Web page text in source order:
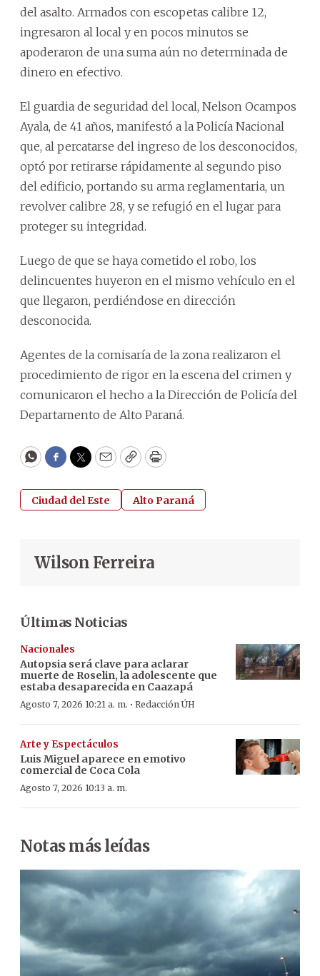
del asalto. Armados con escopetas calibre 12,
ingresaron al local y en pocos minutos se
apoderaron de una suma aún no determinada de
dinero en efectivo.
El guardia de seguridad del local, Nelson Ocampos
Ayala, de 41 años, manifestó a la Policía Nacional
que, al percatarse del ingreso de los desconocidos,
optó por retirarse rápidamente al segundo piso
del edificio, portando su arma reglamentaria, un
revolver calibre 28, y se refugió en el lugar para
proteger su integridad.
Luego de que se haya cometido el robo, los
delincuentes huyeron en el mismo vehículo en el
que llegaron, perdiéndose en dirección
desconocida.
Agentes de la comisaría de la zona realizaron el
procedimiento de rigor en la escena del crimen y
comunicaron el hecho a la Dirección de Policía del
Departamento de Alto Paraná.
WhatsApp
Facebook
Twitter
EmailCopyPrint
Ciudad del Este Alto Paraná
Wilson Ferreira
Últimas Noticias
Nacionales
Autopsia será clave para aclarar
muerte de Roselin, la adolescente que
estaba desaparecida en Caazapá
Agosto 7, 2026 10:21 a. m. · Redacción ÚH
Arte y Espectáculos
Luis Miguel aparece en emotivo
comercial de Coca Cola
Agosto 7, 2026 10:13 a. m.
Notas más leídas